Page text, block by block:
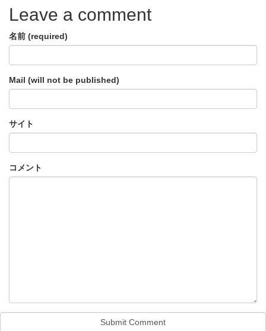
Leave a comment
名前 (required)
Mail (will not be published)
サイト
コメント